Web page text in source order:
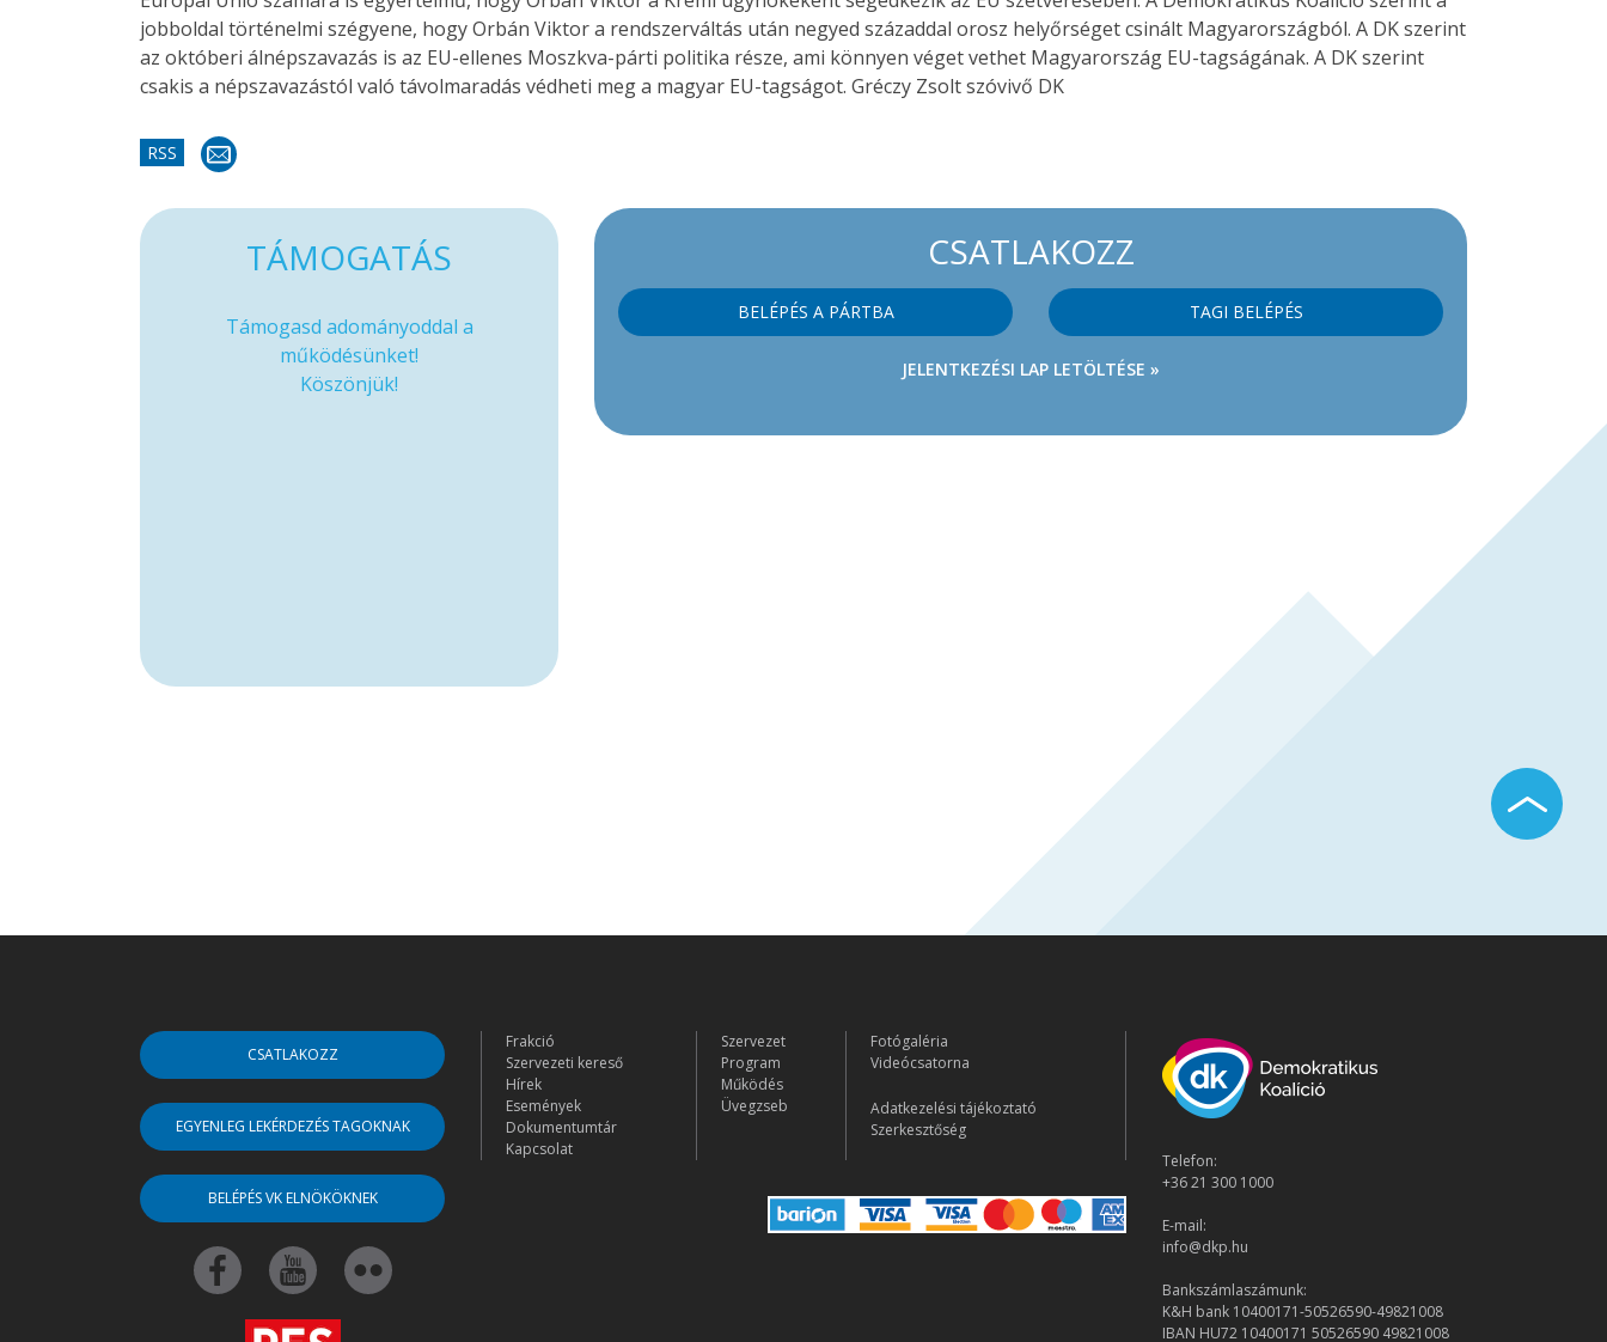
jobboldal történelmi szégyene, hogy Orbán Viktor a rendszerváltás után negyed századdal orosz helyőrséget csinált Magyarországból. A DK szerint
az októberi álnépszavazás is az EU-ellenes Moszkva-párti politika része, ami könnyen véget vethet Magyarország EU-tagságának. A DK szerint
csakis a népszavazástól való távolmaradás védheti meg a magyar EU-tagságot. Gréczy Zsolt szóvivő DK
RSS
CSATLAKOZZ
BELÉPÉS A PÁRTBA TAGI BELÉPÉS
JELENTKEZÉSI LAP LETÖLTÉSE »
TÁMOGATÁS
Támogasd adományoddal a
működésünket!
Köszönjük!
CSATLAKOZZ
EGYENLEG LEKÉRDEZÉS TAGOKNAK
BELÉPÉS VK ELNÖKÖKNEK
Frakció
Szervezeti kereső
Hírek
Események
Dokumentumtár
Kapcsolat
Szervezet
Program
Működés
Üvegzseb
Fotógaléria
Videócsatorna
Adatkezelési tájékoztató
Szerkesztőség
Telefon:
+36 21 300 1000
E-mail:
info@dkp.hu
Bankszámlaszámunk:
K&H bank 10400171-50526590-49821008
IBAN HU72 10400171 50526590 49821008